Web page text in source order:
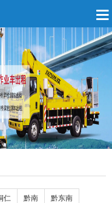
仁 黔南
黔东南